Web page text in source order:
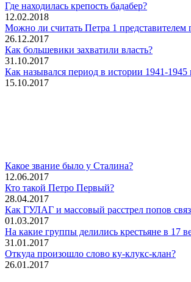
Где находилась крепость бадабер?
12.02.2018
Можно ли считать Петра 1 представителем
26.12.2017
Как большевики захватили власть?
31.10.2017
Как назывался период в истории 1941-1945
15.10.2017
Какое звание было у Сталина?
12.06.2017
Кто такой Петро Первый?
28.04.2017
Как ГУЛАГ и массовый расстрел попов
01.03.2017
На какие группы делились крестьяне в 17
31.01.2017
Откуда произошло слово ку-клукс-клан?
26.01.2017